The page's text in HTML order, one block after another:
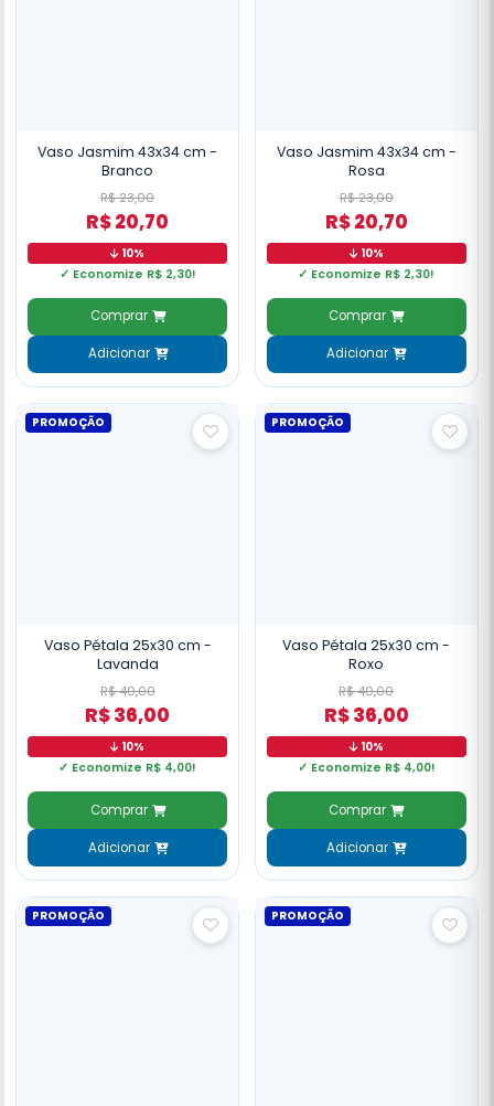
Vaso Jasmim 43x34 cm -
Branco
R$ 23,00
R$ 20,70
10%
✓ Economize R$ 2,30!
Comprar
Adicionar
Vaso Jasmim 43x34 cm -
Rosa
R$ 23,00
R$ 20,70
10%
✓ Economize R$ 2,30!
Comprar
Adicionar
PROMOÇÃO
Vaso Pétala 25x30 cm -
Lavanda
R$ 40,00
R$ 36,00
10%
✓ Economize R$ 4,00!
Comprar
Adicionar
PROMOÇÃO
Vaso Pétala 25x30 cm -
Roxo
R$ 40,00
R$ 36,00
10%
✓ Economize R$ 4,00!
Comprar
Adicionar
PROMOÇÃO PROMOÇÃO